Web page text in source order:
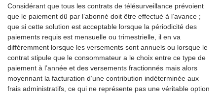
Considérant que tous les contrats de télésurveillance prévoient
que le paiement dû par l’abonné doit être effectué à l’avance ;
que si cette solution est acceptable lorsque la périodicité des
paiements requis est mensuelle ou trimestrielle, il en va
différemment lorsque les versements sont annuels ou lorsque le
contrat stipule que le consommateur a le choix entre ce type de
paiement à l’année et des versements fractionnés mais alors
moyennant la facturation d’une contribution indéterminée aux
frais administratifs, ce qui ne représente pas une véritable option